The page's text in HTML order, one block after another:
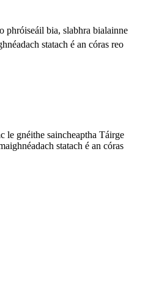
phróiseáil bia, slabhra bialainne
statach é an córas reo
le gnéithe saincheaptha Táirge
statach é an córas